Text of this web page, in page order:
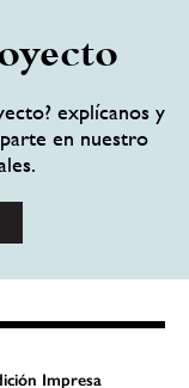
explícanos y
en nuestro
Impresa